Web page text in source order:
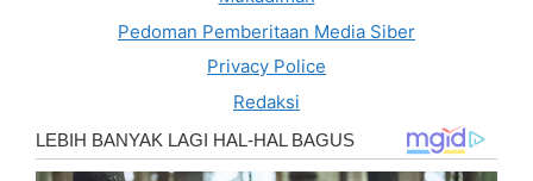
Pedoman Pemberitaan Media Siber
Privacy Police
Redaksi